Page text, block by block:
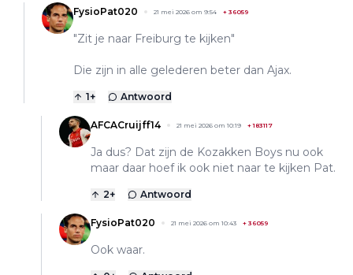
FysioPat020 21 mei 2026 om 9:54 + 36059
"Zit je naar Freiburg te kijken"
Die zijn in alle gelederen beter dan Ajax.
1+ Antwoord
AFCACruijff14 21 mei 2026 om 10:19 +183117
Ja dus? Dat zijn de Kozakken Boys nu ook
maar daar hoef ik ook niet naar te kijken Pat.
2+ Antwoord
FysioPat020 21 mei 2026 om 10:43 + 36059
Ook waar.